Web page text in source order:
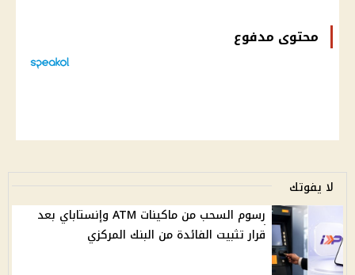
محتوى مدفوع
لا يفوتك
رسوم السحب من ماكينات ATM وإنستاباي بعد
قرار تثبيت الفائدة من البنك المركزي